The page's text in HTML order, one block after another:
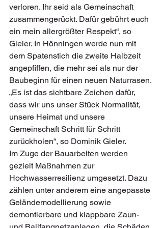
verloren. Ihr seid als Gemeinschaft
zusammengerückt. Dafür gebührt euch
ein mein allergrößter Respekt“, so
Gieler. In Hönningen werde nun mit
dem Spatenstich die zweite Halbzeit
angepfiffen, die mehr sei als nur der
Baubeginn für einen neuen Naturrasen.
„Es ist das sichtbare Zeichen dafür,
dass wir uns unser Stück Normalität,
unsere Heimat und unsere
Gemeinschaft Schritt für Schritt
zurückholen“, so Dominik Gieler.
Im Zuge der Bauarbeiten werden
gezielt Maßnahmen zur
Hochwasserresilienz umgesetzt. Dazu
zählen unter anderem eine angepasste
Geländemodellierung sowie
demontierbare und klappbare Zaun-